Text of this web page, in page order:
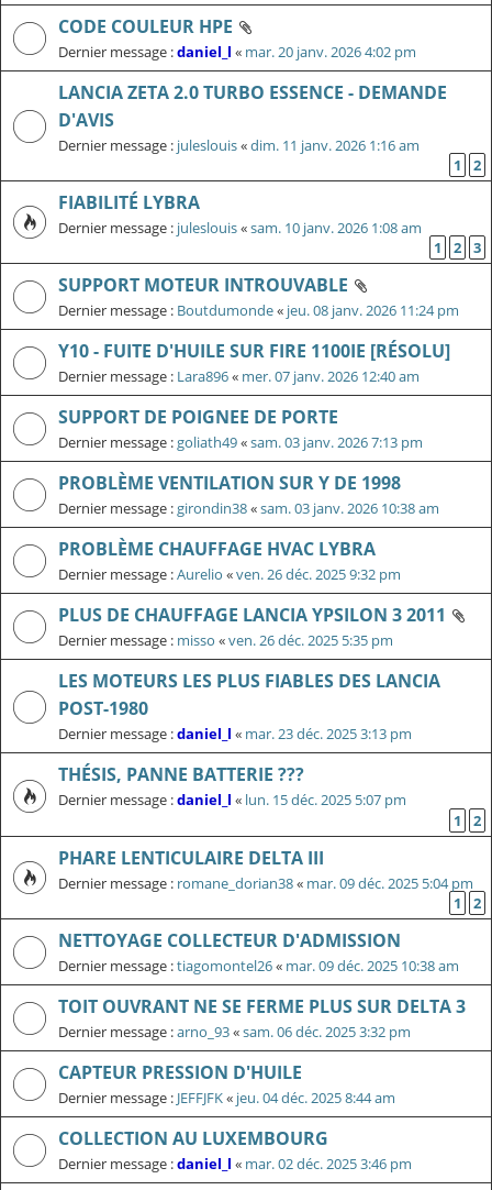
CODE COULEUR HPE
Dernier message :daniel_l « mar. 20 janv. 2026 4:02 pm
LANCIA ZETA 2.0 TURBO ESSENCE - DEMANDE
D'AVIS
Dernier message : juleslouis«dim. 11 janv. 2026 1:16 am
1
2
FIABILITÉ LYBRA
Dernier message : juleslouis«sam. 10 janv. 2026 1:08 am
1
2 3
SUPPORT MOTEUR INTROUVABLE
Dernier message : Boutdumonde« jeu. 08 janv. 2026 11:24 pm
Y10 - FUITE D'HUILE SUR FIRE 1100IE [RÉSOLU]
Dernier message : Lara896« mer. 07 janv. 2026 12:40 am
SUPPORT DE POIGNEE DE PORTE
Dernier message :goliath49«sam. 03 janv. 2026 7:13 pm
PROBLÈME VENTILATION SUR Y DE 1998
Dernier message :girondin38«sam. 03 janv. 2026 10:38 am
PROBLÈME CHAUFFAGE HVAC LYBRA
Dernier message :Aurelio «ven. 26 déc. 2025 9:32 pm
PLUS DE CHAUFFAGE LANCIA YPSILON 3 2011
Dernier message : misso «ven. 26 déc. 2025 5:35 pm
LES MOTEURS LES PLUS FIABLES DES LANCIA
POST-1980
Dernier message :daniel_l « mar. 23 déc. 2025 3:13 pm
THÉSIS, PANNE BATTERIE ???
Dernier message :daniel_l « lun. 15 déc. 2025 5:07 pm
1
2
PHARE LENTICULAIRE DELTA III
Dernier message : romane_dorian38« mar. 09 déc. 2025 5:04 pm
1
2
NETTOYAGE COLLECTEUR D'ADMISSION
Dernier message :tiagomontel26« mar. 09 déc. 2025 10:38 am
TOIT OUVRANT NE SE FERME PLUS SUR DELTA 3
Dernier message :arno_93«sam. 06 déc. 2025 3:32 pm
CAPTEUR PRESSION D'HUILE
Dernier message : JEFFJFK« jeu. 04 déc. 2025 8:44 am
COLLECTION AU LUXEMBOURG
Dernier message :daniel_l « mar. 02 déc. 2025 3:46 pm